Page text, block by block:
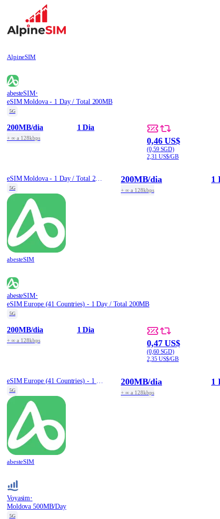
AlpineSIM
abesteSIM·
eSIM Moldova - 1 Day / Total 200MB
5G
200MB/dia
+ ∞ a 128kbps
1 Dia
0,46 US$
(0,59 SGD)
2,31 US$/GB
5G
abesteSIM
200MB/dia
+ ∞ a 128kbps
1
abesteSIM·
eSIM Europe (41 Countries) - 1 Day / Total 200MB
5G
200MB/dia
+ ∞ a 128kbps
1 Dia
0,47 US$
(0,60 SGD)
2,35 US$/GB
5G
abesteSIM
200MB/dia
+ ∞ a 128kbps
1
Voyasim·
Moldova 500MB/Day
5G